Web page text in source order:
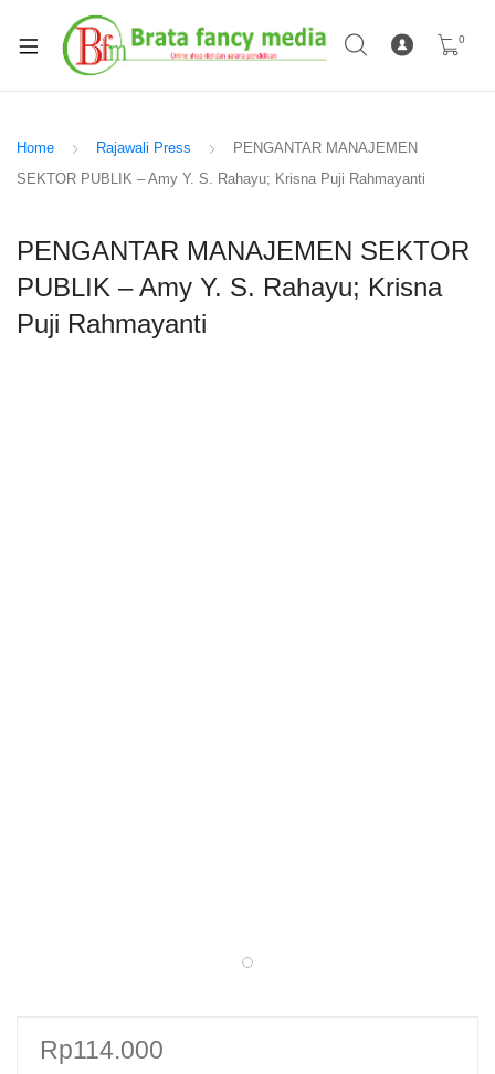
0
Home Rajawali Press
PENGANTAR MANAJEMEN
SEKTOR PUBLIK – Amy Y. S. Rahayu; Krisna Puji Rahmayanti
PENGANTAR MANAJEMEN SEKTOR
PUBLIK – Amy Y. S. Rahayu; Krisna
Puji Rahmayanti
Rp114.000